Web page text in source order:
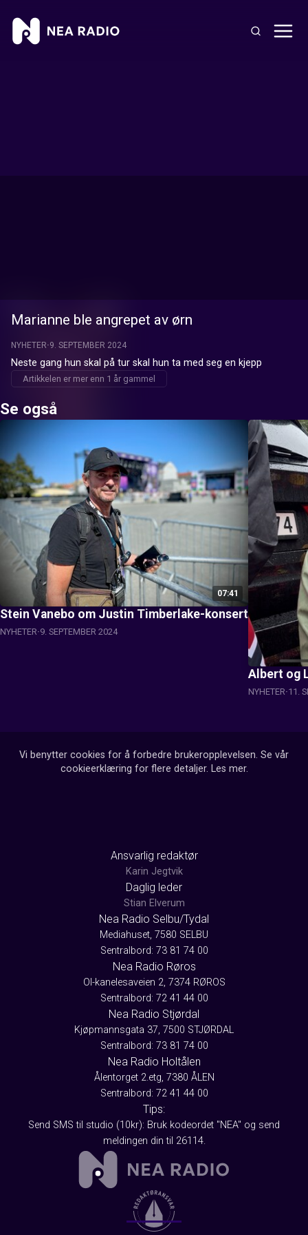
Marianne ble angrepet av ørn
NYHETER 9. SEPTEMBER 2024
Neste gang hun skal på tur skal hun ta med seg en kjepp
Artikkelen er mer enn 1 år gammel
Se også
07:41
Stein Vanebo om Justin Timberlake-konsert
NYHETER 9. SEPTEMBER 2024
Albert og
NYHETER 11.
Vi benytter cookies for å forbedre brukeropplevelsen. Se vår
cookieerklæring for flere detaljer. Les mer.
Ansvarlig redaktør
Karin Jegtvik
Daglig leder
Stian Elverum
Nea Radio Selbu/Tydal
Mediahuset, 7580 SELBU
Sentralbord: 73 81 74 00
Nea Radio Røros
Ol-kanelesaveien 2, 7374 RØROS
Sentralbord: 72 41 44 00
Nea Radio Stjørdal
Kjøpmannsgata 37, 7500 STJØRDAL
Sentralbord: 73 81 74 00
Nea Radio Holtålen
Ålentorget 2.etg, 7380 ÅLEN
Sentralbord: 72 41 44 00
Tips:
Send SMS til studio (10kr): Bruk kodeordet "NEA" og send
meldingen din til 26114.